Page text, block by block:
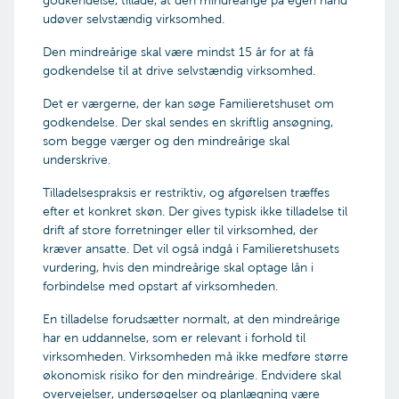
Det præcise beløb, der søges om
Begrundelse for ansøgningen om frigivelse til
særlige behov hos den mindreårige)
Efterskolens beregning af egenbetaling for
efterskoleopholdet for det pågældende
skoleår
forældremyndigheden alene, skal du
vedlægge dokumentation for det
Er den mindreårige fyldt 15 år, skal den unge
også underskrive ansøgningen.
Hvis I vil bruge formuen til
andet
Til brug for ansøgningen skal I
formuen i. Du kan læse mere om disse i kapitel 3
i Bekendtgørelse om værgemål
udøver selvstændig virksomhed.
Den mindreårige skal være mindst 15 år for at få
godkendelse til at drive selvstændig virksomhed.
Det er værgerne, der kan søge Familieretshuset om
godkendelse. Der skal sendes en skriftlig ansøgning,
som begge værger og den mindreårige skal
underskrive.
Tilladelsespraksis er restriktiv, og afgørelsen træffes
efter et konkret skøn. Der gives typisk ikke tilladelse til
drift af store forretninger eller til virksomhed, der
kræver ansatte. Det vil også indgå i Familieretshusets
vurdering, hvis den mindreårige skal optage lån i
forbindelse med opstart af virksomheden.
En tilladelse forudsætter normalt, at den mindreårige
har en uddannelse, som er relevant i forhold til
virksomheden. Virksomheden må ikke medføre større
økonomisk risiko for den mindreårige. Endvidere skal
overvejelser, undersøgelser og planlægning være